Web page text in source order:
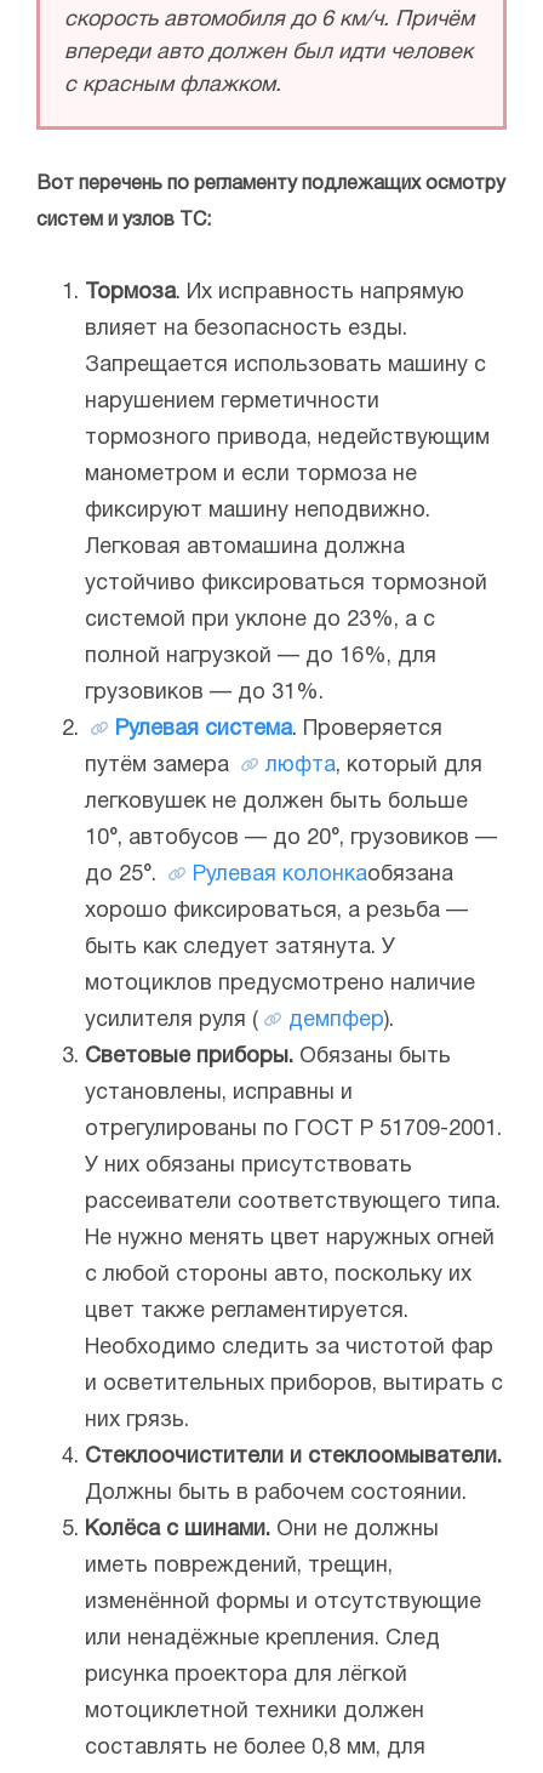
скорость автомобиля до 6 км/ч. Причём
впереди авто должен был идти человек
с красным флажком.
Вот перечень по регламенту подлежащих осмотру
систем и узлов ТС:
Тормоза. Их исправность напрямую
влияет на безопасность езды.
Запрещается использовать машину с
нарушением герметичности
тормозного привода, недействующим
манометром и если тормоза не
фиксируют машину неподвижно.
Легковая автомашина должна
устойчиво фиксироваться тормозной
системой при уклоне до 23%, а с
полной нагрузкой — до 16%, для
грузовиков — до 31%.
Рулевая система. Проверяется
путём замера
люфта, который для
легковушек не должен быть больше
10°, автобусов — до 20°, грузовиков —
до 25°.
Рулевая колонкаобязана
хорошо фиксироваться, а резьба —
быть как следует затянута. У
мотоциклов предусмотрено наличие
усилителя руля (
демпфер).
Световые приборы. Обязаны быть
установлены, исправны и
отрегулированы по ГОСТ Р 51709-2001.
У них обязаны присутствовать
рассеиватели соответствующего типа.
Не нужно менять цвет наружных огней
с любой стороны авто, поскольку их
цвет также регламентируется.
Необходимо следить за чистотой фар
и осветительных приборов, вытирать с
них грязь.
Стеклоочистители и стеклоомыватели.
Должны быть в рабочем состоянии.
Колёса с шинами. Они не должны
иметь повреждений, трещин,
изменённой формы и отсутствующие
или ненадёжные крепления. След
рисунка проектора для лёгкой
мотоциклетной техники должен
составлять не более 0,8 мм, для